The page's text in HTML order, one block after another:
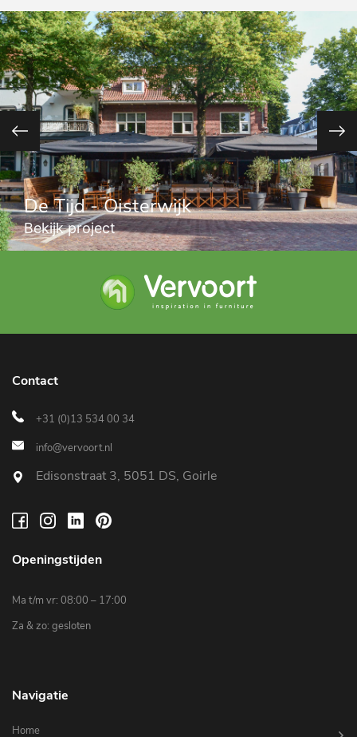
De Tijd - Oisterwijk
Bekijk project
Contact
+31 (0)13 534 00 34
info@vervoort.nl
Edisonstraat 3, 5051 DS, Goirle
Openingstijden
Ma t/m vr: 08:00 – 17:00
Za & zo: gesloten
Navigatie
Home